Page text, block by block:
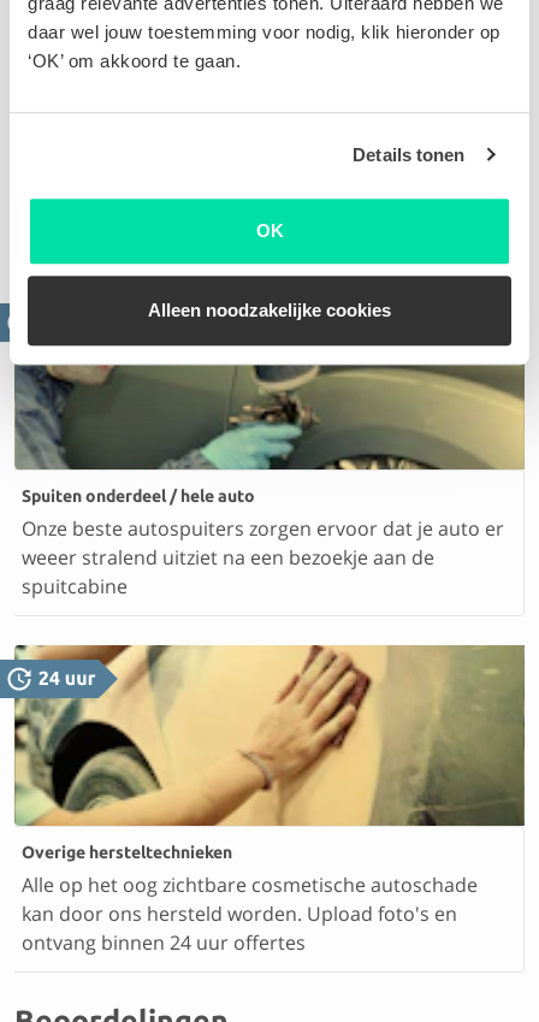
daar wel jouw toestemming voor nodig, klik hieronder op
‘OK’ om akkoord te gaan.
Details tonen
OK
Alleen noodzakelijke cookies
Aan de hand van jouw schade frezen, polijsten of
Spuiten onderdeel / hele auto
Onze beste autospuiters zorgen ervoor dat je auto er
weeer stralend uitziet na een bezoekje aan de
spuitcabine
Overige hersteltechnieken
Alle op het oog zichtbare cosmetische autoschade
kan door ons hersteld worden. Upload foto's en
ontvang binnen 24 uur offertes